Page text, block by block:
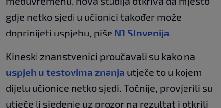
gdje netko sjedi u učionici također može
doprinijeti uspjehu, piše N1 Slovenija
Kineski znanstvenici proučavali su kako na
uspjeh u testovima znanja utječe to u kojem
dijelu učionice netko sjedi. Točnije, provjerili su
utječe li sjedenje uz prozor na rezultat i otkrili